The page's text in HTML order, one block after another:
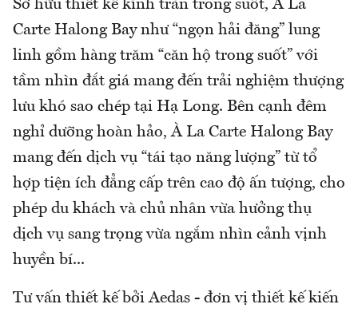
Sở hữu thiết kế kính tràn trong suốt, À La
Carte Halong Bay như “ngọn hải đăng” lung
linh gồm hàng trăm “căn hộ trong suốt” với
tầm nhìn đắt giá mang đến trải nghiệm thượng
lưu khó sao chép tại Hạ Long. Bên cạnh đêm
nghỉ dưỡng hoàn hảo, À La Carte Halong Bay
mang đến dịch vụ “tái tạo năng lượng” từ tổ
hợp tiện ích đẳng cấp trên cao độ ấn tượng, cho
phép du khách và chủ nhân vừa hưởng thụ
dịch vụ sang trọng vừa ngắm nhìn cảnh vịnh
huyền bí...
Tư vấn thiết kế bởi Aedas - đơn vị thiết kế kiến